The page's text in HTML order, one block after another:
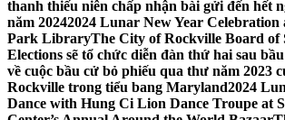
thanh thiếu niên chấp nhận bài gửi đến hết
năm 20242024 Lunar New Year Celebration
Park LibraryThe City of Rockville Board of
Elections sẽ tổ chức diễn đàn thứ hai sau
về cuộc bầu cử bỏ phiếu qua thư năm 2023
Rockville trong tiểu bang Maryland2024
Dance with Hung Ci Lion Dance Troupe at